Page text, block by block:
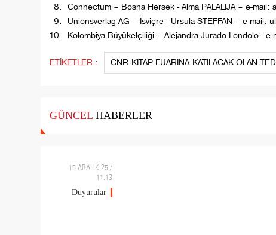
Connectum – Bosna Hersek - Alma PALALIJA – e-mail:
Unionsverlag AG – İsviçre - Ursula STEFFAN – e-mail:
Kolombiya Büyükelçiliği – Alejandra Jurado Londolo -
ETİKETLER : CNR-KITAP-FUARINA-KATILACAK-OLAN-
GÜNCELHABERLER
15 ARALIK 25 /
11:13
Duyurular